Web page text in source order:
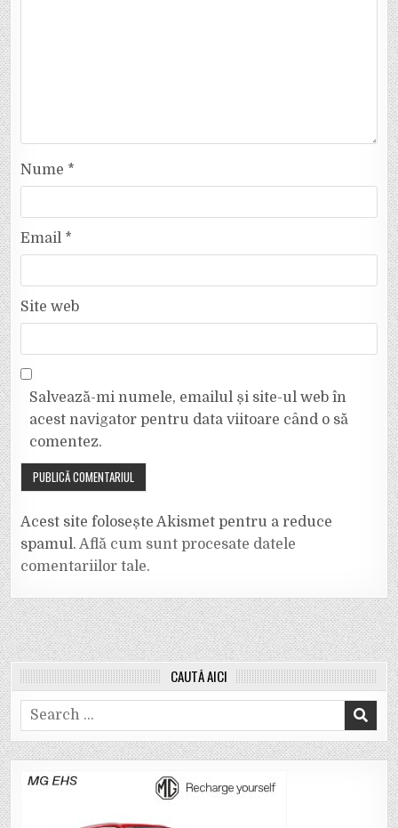
Nume *
Email *
Site web
Salvează-mi numele, emailul și site-ul web în
acest navigator pentru data viitoare când o să
comentez.
Acest site folosește Akismet pentru a reduce
spamul.Află cum sunt procesate datele
comentariilor tale.
CAUTĂ AICI
Search
for: